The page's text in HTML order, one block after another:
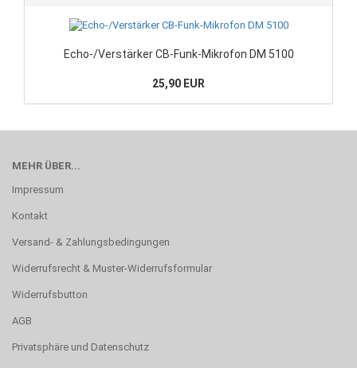
Echo-/Verstärker CB-Funk-Mikrofon DM 5100
25,90 EUR
MEHR ÜBER...
Impressum
Kontakt
Versand- & Zahlungsbedingungen
Widerrufsrecht & Muster-Widerrufsformular
Widerrufsbutton
AGB
Privatsphäre und Datenschutz